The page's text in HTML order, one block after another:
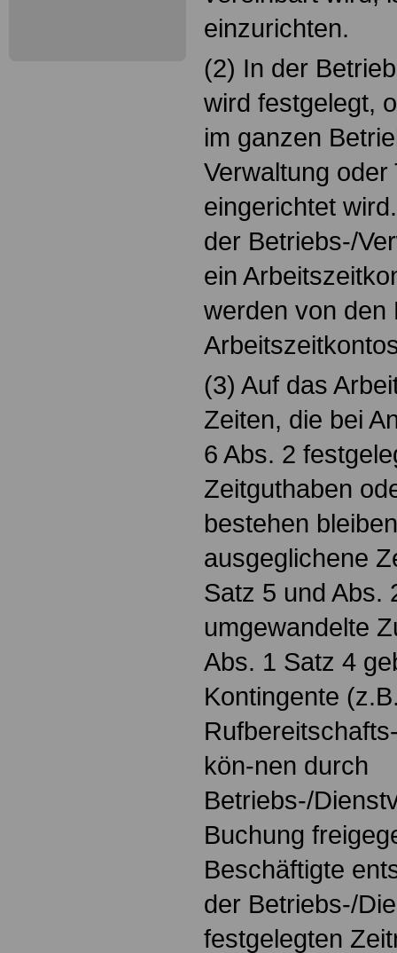
einzurichten.
(2) In der
wird festgelegt,
im ganzen
Verwaltung oder
eingerichtet
der Betriebs-/
ein
werden von den
(3) Auf das
Zeiten, die bei
6 Abs. 2
Zeitguthaben
bestehen
ausgeglichene
Satz 5 und Abs.
umgewandelte
Abs. 1 Satz 4
Kontingente
kön-nen durch
Betriebs-/
Buchung
Beschäftigte
der Betriebs-/
festgelegten